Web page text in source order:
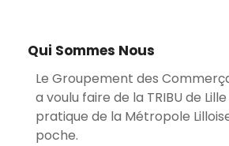
Qui Sommes Nous
Le Groupement des
a voulu faire de la TRIBU de
pratique de la Métropole
poche.